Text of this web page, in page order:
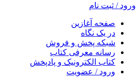
ورود / ثبت نام
صفحه آغازین
در یک نگاه
شبکه پخش و فروش
رسانه معرفی کتاب
کتاب الکترونیک و پادپخش
ورود / عضویت